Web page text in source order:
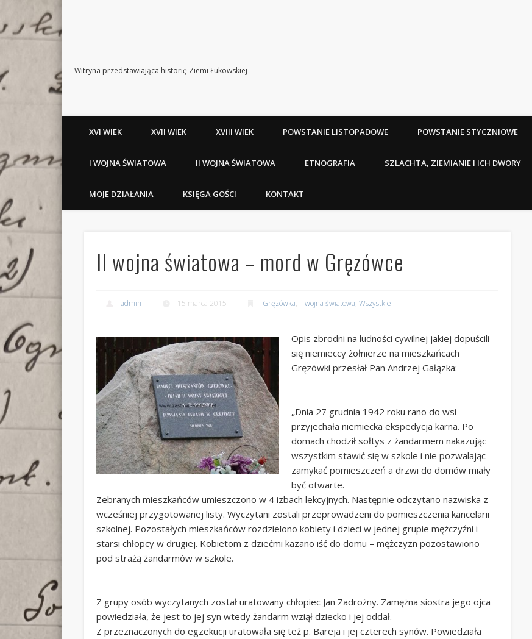
Witryna przedstawiająca historię Ziemi Łukowskiej
XVI WIEK XVII WIEK XVIII WIEK POWSTANIE LISTOPADOWE POWSTANIE STYCZNIOWE
I WOJNA ŚWIATOWA II WOJNA ŚWIATOWA ETNOGRAFIA SZLACHTA, ZIEMIANIE I ICH DWORY
MOJE DZIAŁANIA KSIĘGA GOŚCI KONTAKT
II wojna światowa – mord w Gręzówce
admin 15 marca 2015 Gręzówka, II wojna światowa,Wszystkie
Opis zbrodni na ludności cywilnej jakiej dopuścili
się niemieccy żołnierze na mieszkańcach
Gręzówki przesłał Pan Andrzej Gałązka:
„Dnia 27 grudnia 1942 roku rano do wsi
przyjechała niemiecka ekspedycja karna. Po
domach chodził sołtys z żandarmem nakazując
wszystkim stawić się w szkole i nie pozwalając
zamykać pomieszczeń a drzwi do domów miały
być otwarte.
Zebranych mieszkańców umieszczono w 4 izbach lekcyjnych. Następnie odczytano nazwiska z
wcześniej przygotowanej listy. Wyczytani zostali przeprowadzeni do pomieszczenia kancelarii
szkolnej. Pozostałych mieszkańców rozdzielono kobiety i dzieci w jednej grupie mężczyźni i
starsi chłopcy w drugiej. Kobietom z dziećmi kazano iść do domu – mężczyzn pozostawiono
pod strażą żandarmów w szkole.
Z grupy osób wyczytanych został uratowany chłopiec Jan Zadrożny. Zamężna siostra jego ojca
powiedziała, że jest to jej syn wtedy żandarm wziął dziecko i jej oddał.
Z przeznaczonych do egzekucji uratowała się też p. Bareja i jej czterech synów. Powiedziała